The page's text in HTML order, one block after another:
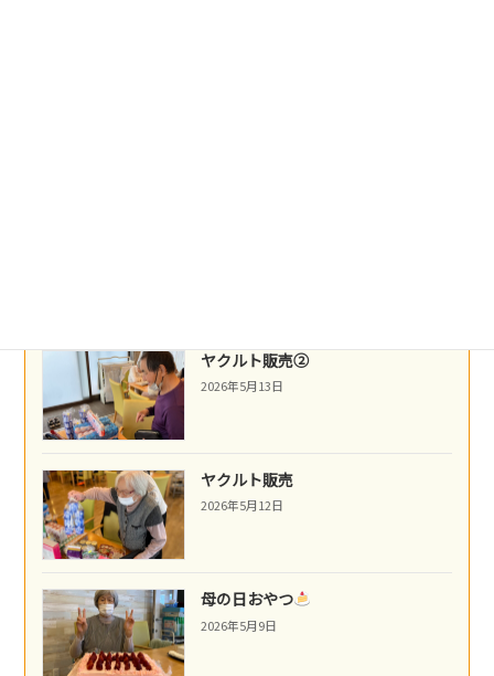
ヤクルト販売②
2026年5月13日
ヤクルト販売
2026年5月12日
母の日おやつ
2026年5月9日